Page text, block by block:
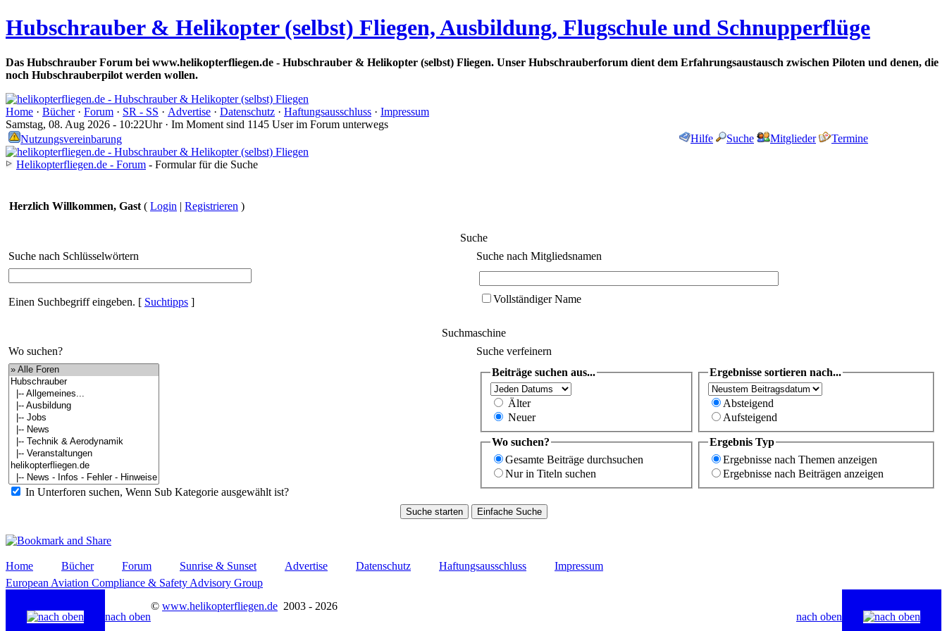
Hubschrauber & Helikopter (selbst) Fliegen, Ausbildung, Flugschule und Schnupperflüge
Das Hubschrauber Forum bei www.helikopterfliegen.de - Hubschrauber & Helikopter (selbst) Fliegen. Unser Hubschrauberforum dient dem Erfahrungsaustausch zwischen Piloten und denen, die
noch Hubschrauberpilot werden wollen.
Home · Bücher· Forum · SR - SS · Advertise · Datenschutz · Haftungsausschluss · Impressum
Samstag, 08. Aug 2026 - 10:22Uhr · Im Moment sind 1145 User im Forum unterwegs
Nutzungsvereinbarung
Hilfe Suche Mitglieder Termine
Helikopterfliegen.de - Forum - Formular für die Suche
Herzlich Willkommen, Gast ( Login | Registrieren )
Suche
Suche nach Schlüsselwörtern
Suche nach Mitgliedsnamen
Einen Suchbegriff eingeben. [ Suchtipps ] Vollständiger Name
Suchmaschine
Wo suchen?
Suche verfeinern
In Unterforen suchen, Wenn Sub Kategorie ausgewählt ist?
Beiträge suchen aus...
Älter
Neuer
Ergebnisse sortieren nach...
Absteigend
Aufsteigend
Wo suchen?
Gesamte Beiträge durchsuchen
Nur in Titeln suchen
Ergebnis Typ
Ergebnisse nach Themen anzeigen
Ergebnisse nach Beiträgen anzeigen
Home Bücher Forum Sunrise & Sunset Advertise Datenschutz Haftungsausschluss
Impressum
European Aviation Compliance & Safety Advisory Group
nach oben nach oben
© www.helikopterfliegen.de 2003 - 2026